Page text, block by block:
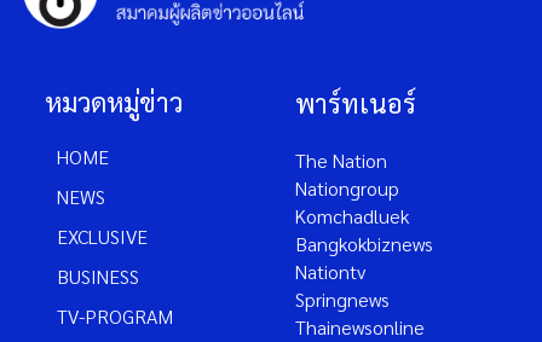
หมวดหมู่ข่าว
HOME
NEWS
EXCLUSIVE
BUSINESS
TV-PROGRAM
พาร์ทเนอร์
The Nation
Nationgroup
Komchadluek
Bangkokbiznews
Nationtv
Springnews
Thainewsonline